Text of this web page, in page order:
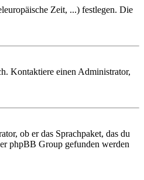
Zeit, ...) festlegen. Die
Kontaktiere einen Administrator,
ob er das Sprachpaket, das du
phpBB Group gefunden werden